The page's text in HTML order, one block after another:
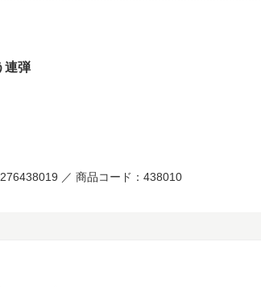
連弾
／ 商品コード：438010